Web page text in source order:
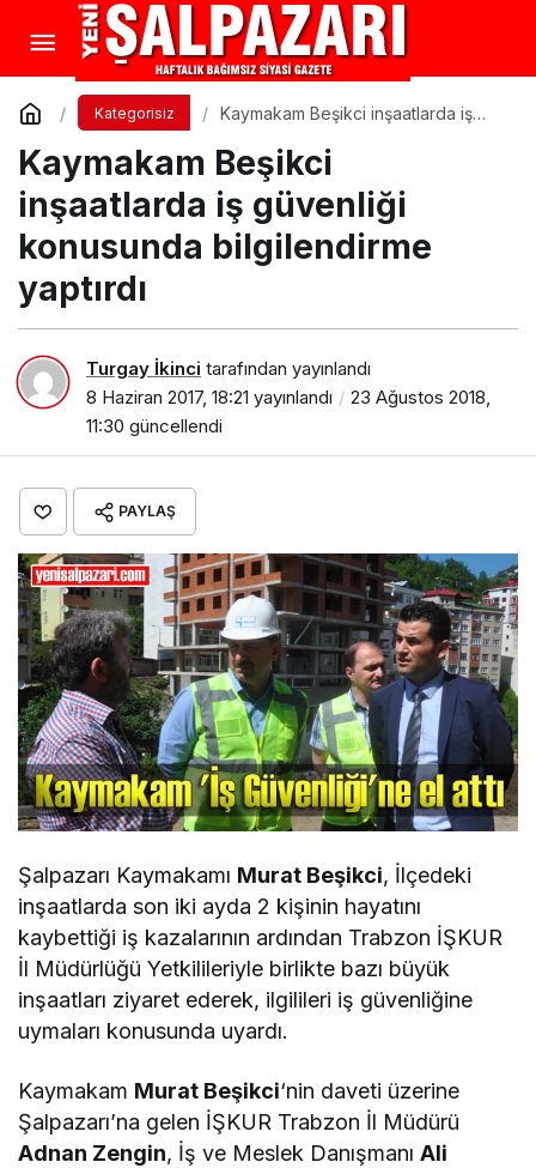
Kategorisiz
Kaymakam Beşikci inşaatlarda iş
yaptırdı
Kaymakam Beşikci
inşaatlarda iş güvenliği
konusunda bilgilendirme
yaptırdı
Turgay İkinci tarafından yayınlandı
8 Haziran 2017, 18:21 yayınlandı
23 Ağustos 2018,
11:30 güncellendi
PAYLAŞ
Şalpazarı Kaymakamı Murat Beşikci, İlçedeki
inşaatlarda son iki ayda 2 kişinin hayatını
kaybettiği iş kazalarının ardından Trabzon İŞKUR
İl Müdürlüğü Yetkilileriyle birlikte bazı büyük
inşaatları ziyaret ederek, ilgilileri iş güvenliğine
uymaları konusunda uyardı.
Kaymakam Murat Beşikci‘nin daveti üzerine
Şalpazarı’na gelen İŞKUR Trabzon İl Müdürü
Adnan Zengin, İş ve Meslek DanışmanıAli